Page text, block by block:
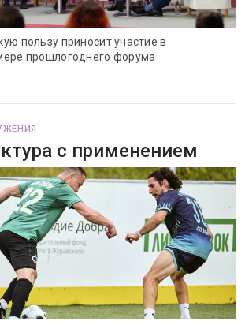
пользу приносит участие в
прошлогоднего форума
с применением